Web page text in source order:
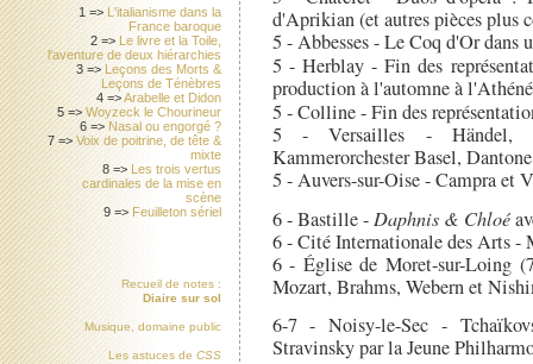
d'Aprikian (et autres pièces plus
5 - Abbesses - Le Coq d'Or dans
5 - Herblay - Fin des
production à l'automne à
5 - Colline - Fin des
5 - Versailles - Händel,
Kammerorchester Basel,
5 - Auvers-sur-Oise - Campra et
6 - Bastille -Daphnis & Chloé
6 - Cité Internationale des Arts -
6 - Église de Moret-sur-Loing
Mozart, Brahms, Webern et
6-7 - Noisy-le-Sec -
Stravinsky par la Jeune
1 => L'italianisme dans la
France baroque
2 => Le livre et la Toile,
l'aventure de deux hiérarchies
3 => Leçons des Morts &
Leçons de Ténèbres
4 =>Arabelle et Didon
5 =>Woyzeck le Chourineur
6 => Nasal ou engorgé ?
7 =>Voix de poitrine, de tête &
mixte
8 => Les trois vertus
cardinales de la mise en
scène
9 => Feuilleton sériel
Recueil de notes :
Diaire sur sol
Musique, domaine public
Les astuces de CSS